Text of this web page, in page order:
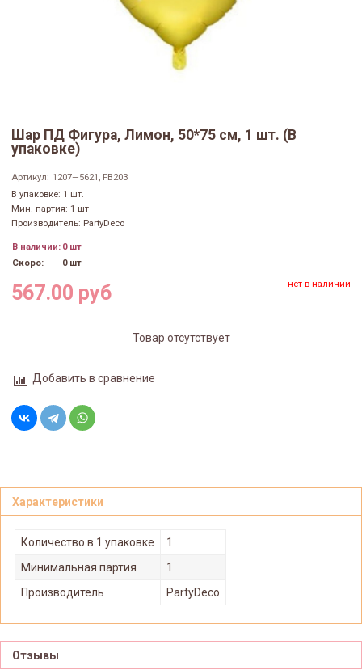
Шар ПД Фигура, Лимон, 50*75 см, 1 шт. (В
упаковке)
Артикул: 1207—5621, FB203
В упаковке: 1 шт.
Мин. партия: 1 шт
Производитель: PartyDeco
В наличии: 0 шт
Скоро:
0 шт
567.00 руб нет в наличии
Товар отсутствует
Добавить в сравнение
Характеристики
Количество в 1 упаковке
1
Минимальная партия
1
Производитель
PartyDeco
Отзывы